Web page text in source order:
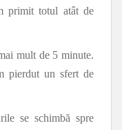
primit totul atât de
mult de 5 minute.
pierdut un sfert de
se schimbă spre